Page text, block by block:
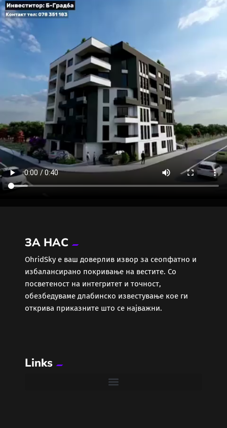
ЗА НАС
ОhridSky е ваш доверлив извор за сеопфатно и
избалансирано покривање на вестите. Со
посветеност на интегритет и точност,
обезбедуваме длабинско известување кое ги
открива приказните што се најважни.
Links